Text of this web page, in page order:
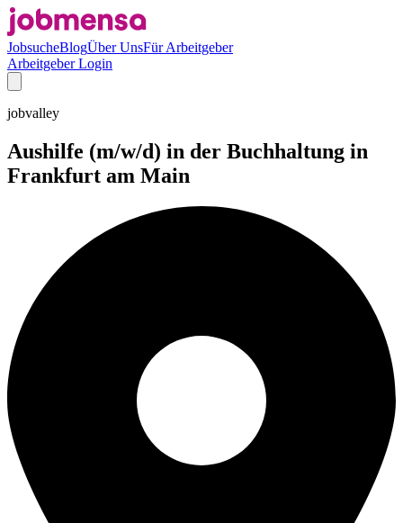
JobsucheBlogÜber UnsFür Arbeitgeber
Arbeitgeber Login
jobvalley
Aushilfe (m/w/d) in der Buchhaltung in
Frankfurt am Main